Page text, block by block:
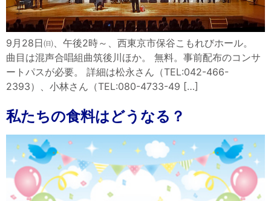
9月28日㈰、午後2時～、西東京市保谷こもれびホール。
曲目は混声合唱組曲筑後川ほか。 無料。事前配布のコンサ
ートパスが必要。 詳細は松永さん（TEL:042-466-
2393）、小林さん（TEL:080-4733-49 […]
私たちの食料はどうなる？